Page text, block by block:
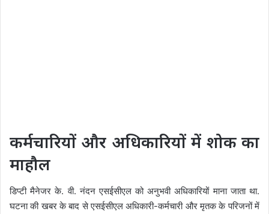
कर्मचारियों और अधिकारियों में शोक का
माहौल
डिप्टी मैनेजर के. वी. नंदन एसईसीएल को अनुभवी अधिकारियों माना जाता था.
घटना की खबर के बाद से एसईसीएल अधिकारी-कर्मचारी और मृतक के परिजनों में